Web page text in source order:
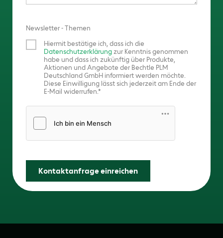
Newsletter - Themen
Hiermit bestätige ich, dass ich die
Datenschutzerklärungzur Kenntnis genommen
habe und dass ich zukünftig über Produkte,
Aktionen und Angebote der Bechtle PLM
Deutschland GmbH informiert werden möchte.
Diese Einwilligung lässt sich jederzeit am Ende der
E-Mail widerrufen.
Kontaktanfrage einreichen